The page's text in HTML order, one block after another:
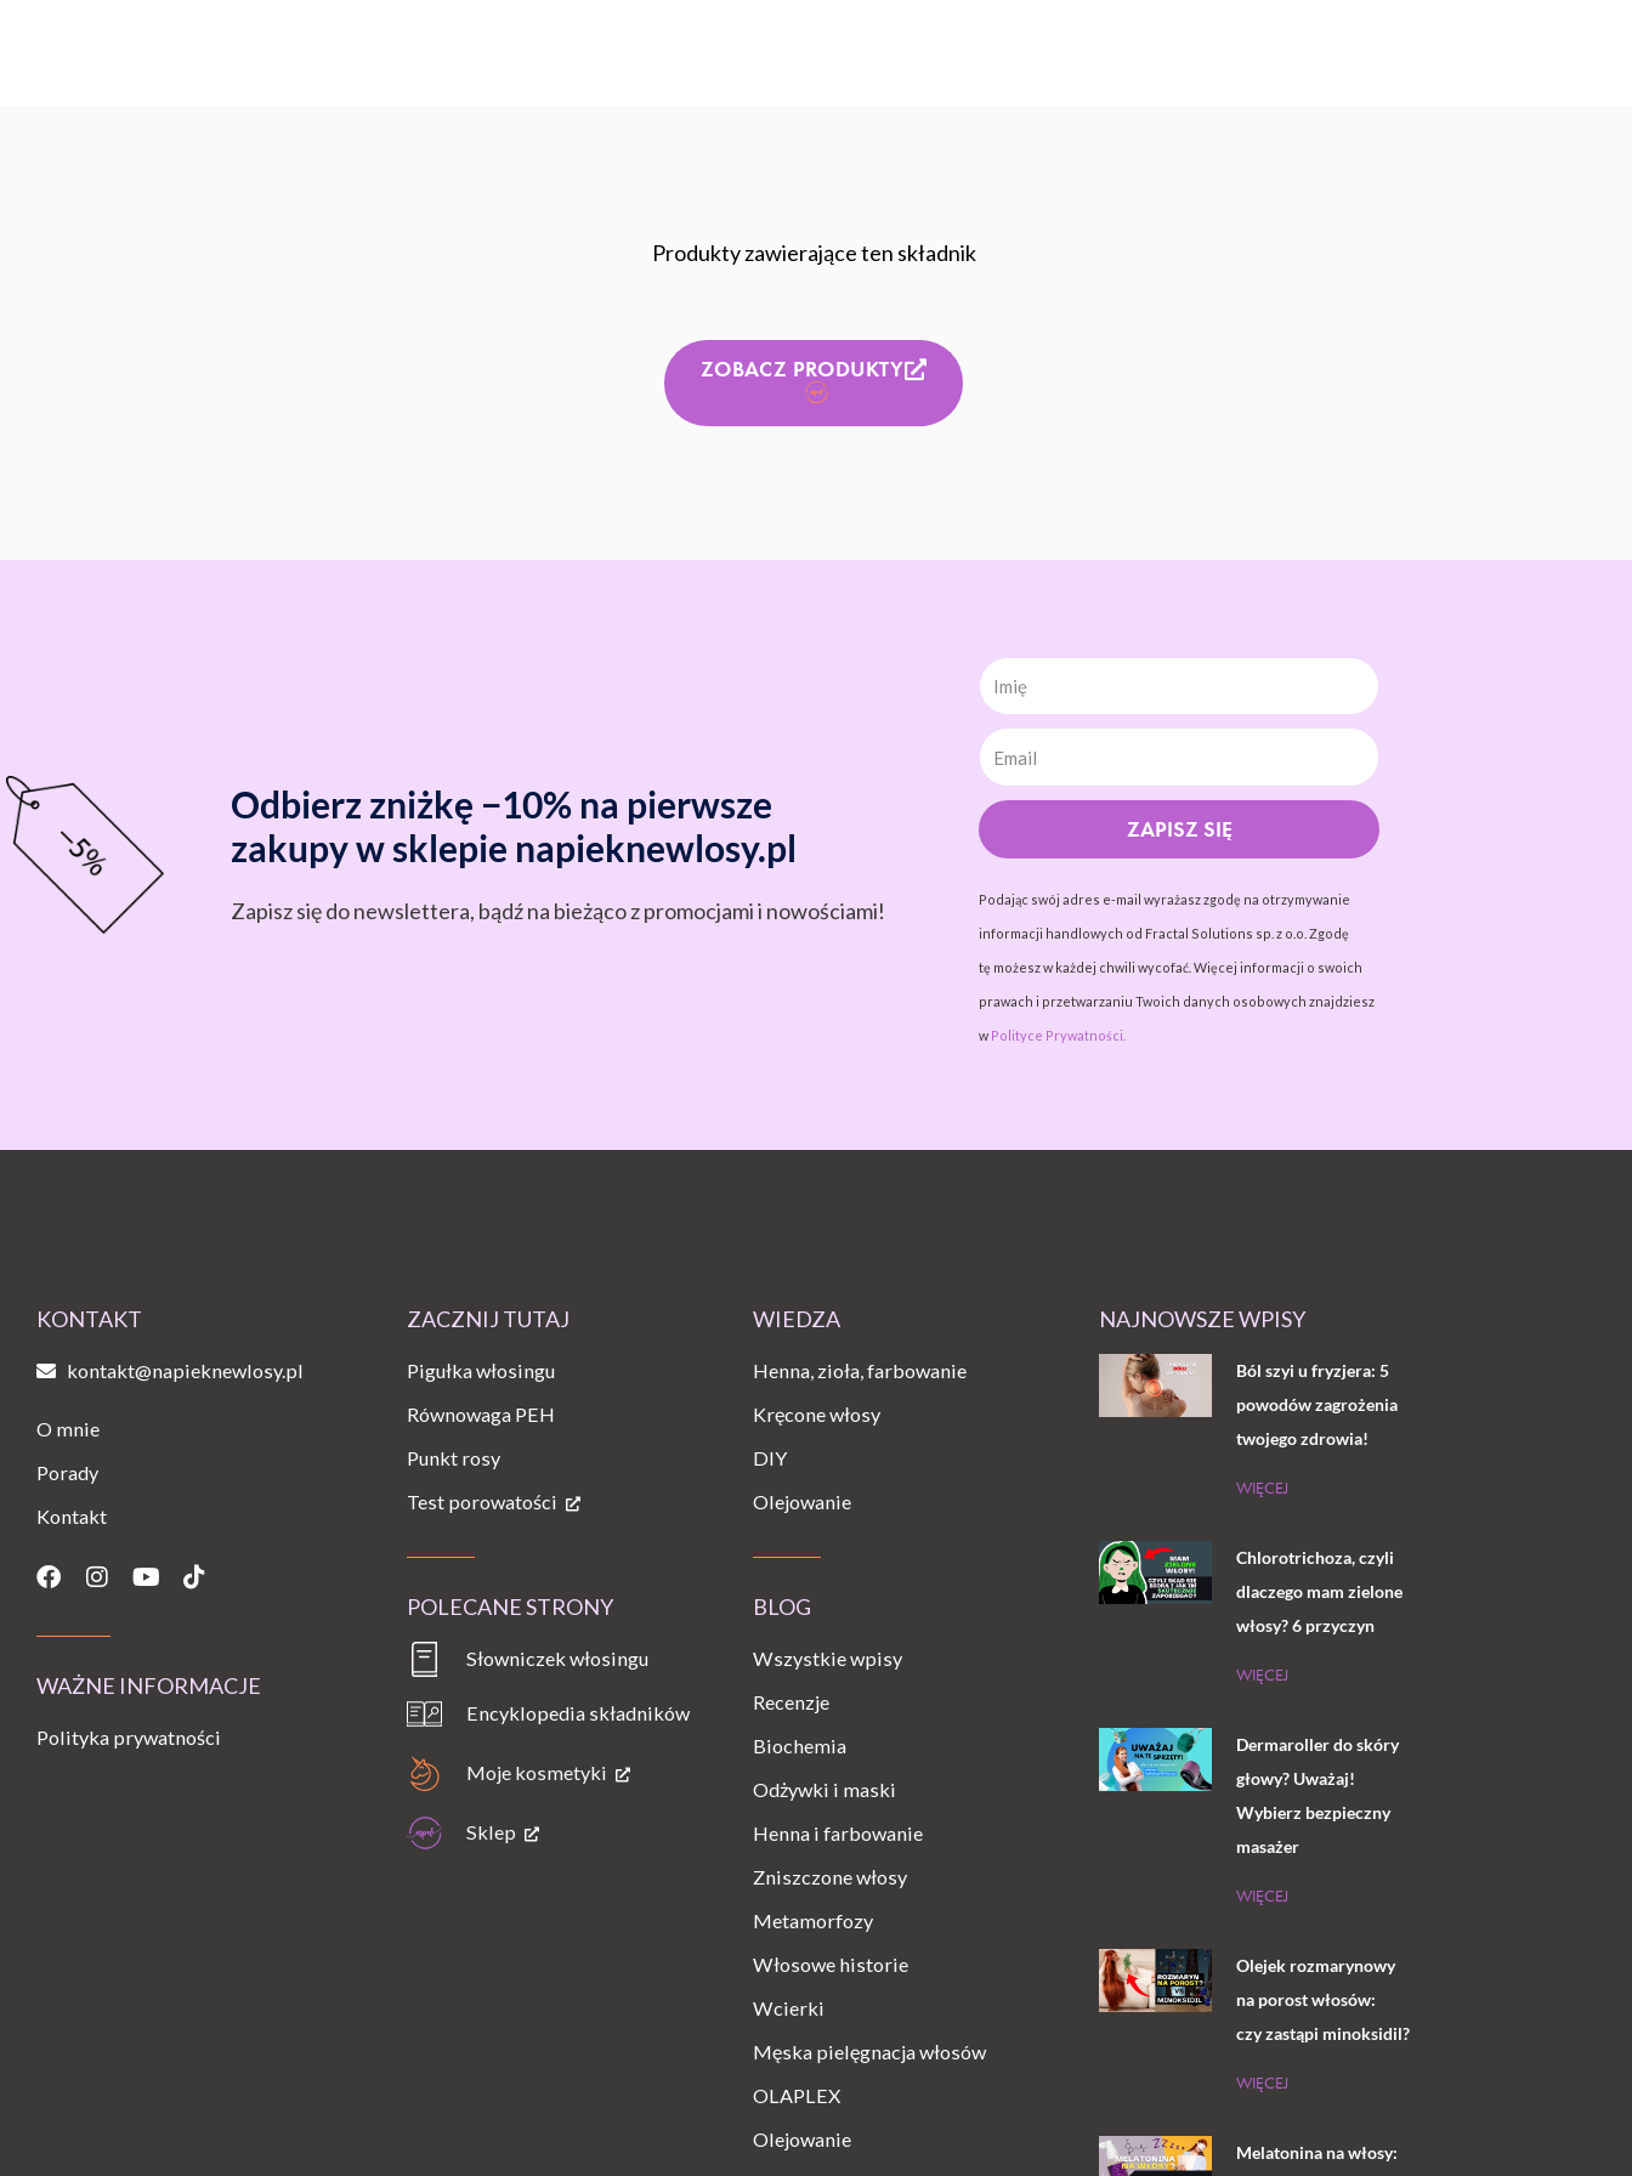
Produkty zawierające ten składnik
ZOBACZ PRODUKTY
Odbierz zniżkę −10% na pierwsze
zakupy w sklepie napieknewlosy.pl
Zapisz się do newslettera, bądź na bieżąco z promocjami i nowościami!
Imię
ZAPISZ SIĘ
Podając swój adres e-mail wyrażasz zgodę na otrzymywanie
informacji handlowych od Fractal Solutions sp. z o.o. Zgodę
tę możesz w każdej chwili wycofać. Więcej informacji o swoich
prawach i przetwarzaniu Twoich danych osobowych znajdziesz
w Polityce Prywatności.
KONTAKT
kontakt@napieknewlosy.pl
O mnie
Porady
Kontakt
Facebook
Instagram
YoutubeTiktok
WAŻNE INFORMACJE
Polityka prywatności
ZACZNIJ TUTAJ
Pigułka włosingu
Równowaga PEH
Punkt rosy
Test porowatości
POLECANE STRONY
Słowniczek włosingu
Encyklopedia składników
Moje kosmetyki
Sklep
WIEDZA
Henna, zioła, farbowanie
Kręcone włosy
DIY
Olejowanie
BLOG
Wszystkie wpisy
Recenzje
Biochemia
Odżywki i maski
Henna i farbowanie
Zniszczone włosy
Metamorfozy
Włosowe historie
Wcierki
Męska pielęgnacja włosów
OLAPLEX
Olejowanie
NAJNOWSZE WPISY
Ból szyi u fryzjera: 5
powodów zagrożenia
twojego zdrowia!
WIĘCEJ
Chlorotrichoza, czyli
dlaczego mam zielone
włosy? 6 przyczyn
WIĘCEJ
Dermaroller do skóry
głowy? Uważaj!
Wybierz bezpieczny
masażer
WIĘCEJ
Olejek rozmarynowy
na porost włosów:
czy zastąpi minoksidil?
WIĘCEJ
Melatonina na włosy: